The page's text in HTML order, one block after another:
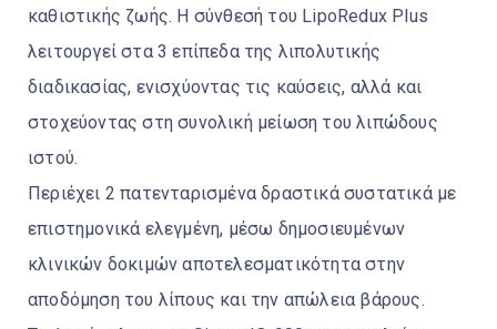
καθιστικής ζωής. Η σύνθεσή του LipoRedux Plus
λειτουργεί στα 3 επίπεδα της λιπολυτικής
διαδικασίας, ενισχύοντας τις καύσεις, αλλά και
στοχεύοντας στη συνολική μείωση του λιπώδους
ιστού.
Περιέχει 2 πατενταρισμένα δραστικά συστατικά με
επιστημονικά ελεγμένη, μέσω δημοσιευμένων
κλινικών δοκιμών αποτελεσματικότητα στην
αποδόμηση του λίπους και την απώλεια βάρους.